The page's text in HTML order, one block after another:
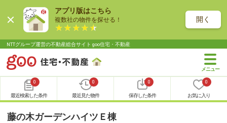
アプリ版はこちら
複数社の物件を探せる！ 開く
NTTグループ運営の不動産総合サイト goo住宅・不動産
0
最近検索した条件
0
最近見た物件
0
保存した条件
0
お気に入り
藤の木ガーデンハイツＥ棟